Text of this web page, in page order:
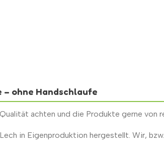
ohne Handschlaufe
achten und die Produkte gerne
in Eigenproduktion hergestellt. Wir,